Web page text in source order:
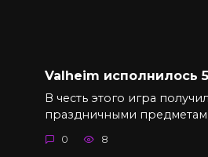
Valheim исполнилось
В честь этого игра
праздничными
0 8